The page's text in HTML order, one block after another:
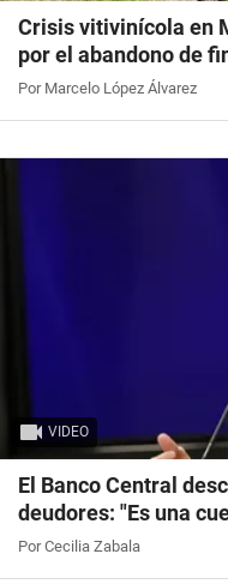
Crisis vitivinícola en
por el abandono de
Por Marcelo López Álvarez
VIDEO
El Banco Central
deudores: "Es una
Por Cecilia Zabala